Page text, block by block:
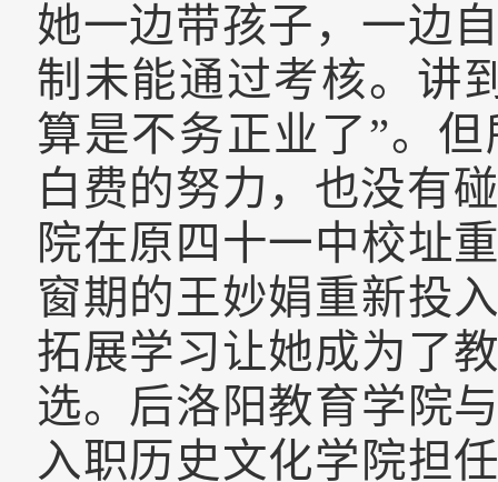
她一边带孩子，一边
制未能通过考核。讲
算是不务正业了”。
白费的努力，也没有
院在原四十一中校址
窗期的王妙娟重新投
拓展学习让她成为了
选。后洛阳教育学院
入职历史文化学院担